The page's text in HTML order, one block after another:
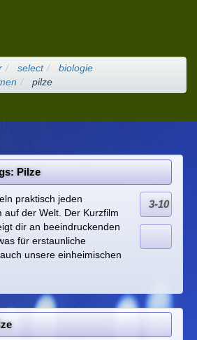
select
biologie
pilze
Pilze
praktisch jeden
auf der Welt. Der Kurzfilm
dir an beeindruckenden
für erstaunliche
unsere einheimischen
3-10